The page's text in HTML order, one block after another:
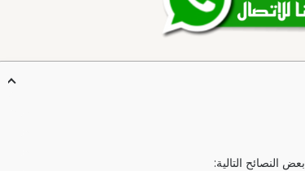
النصائح التالية: